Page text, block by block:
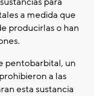
a medida que
producirlas o han
pentobarbital, un
a las
esta sustancia